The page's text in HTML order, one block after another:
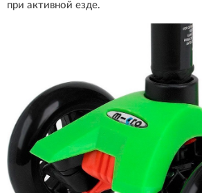
при активной езде.